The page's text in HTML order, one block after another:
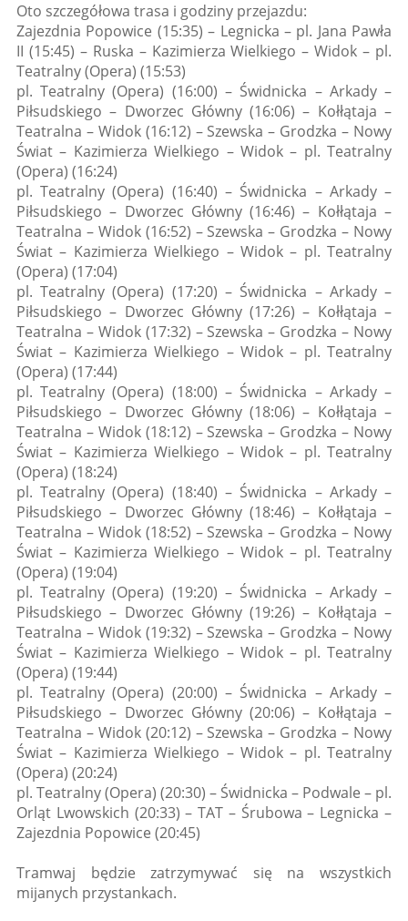
Oto szczegółowa trasa i godziny przejazdu:
Zajezdnia Popowice (15:35) – Legnicka – pl. Jana Pawła
II (15:45) – Ruska – Kazimierza Wielkiego – Widok – pl.
Teatralny (Opera) (15:53)
pl. Teatralny (Opera) (16:00) – Świdnicka – Arkady –
Piłsudskiego – Dworzec Główny (16:06) – Kołłątaja –
Teatralna – Widok (16:12) – Szewska – Grodzka – Nowy
Świat – Kazimierza Wielkiego – Widok – pl. Teatralny
(Opera) (16:24)
pl. Teatralny (Opera) (16:40) – Świdnicka – Arkady –
Piłsudskiego – Dworzec Główny (16:46) – Kołłątaja –
Teatralna – Widok (16:52) – Szewska – Grodzka – Nowy
Świat – Kazimierza Wielkiego – Widok – pl. Teatralny
(Opera) (17:04)
pl. Teatralny (Opera) (17:20) – Świdnicka – Arkady –
Piłsudskiego – Dworzec Główny (17:26) – Kołłątaja –
Teatralna – Widok (17:32) – Szewska – Grodzka – Nowy
Świat – Kazimierza Wielkiego – Widok – pl. Teatralny
(Opera) (17:44)
pl. Teatralny (Opera) (18:00) – Świdnicka – Arkady –
Piłsudskiego – Dworzec Główny (18:06) – Kołłątaja –
Teatralna – Widok (18:12) – Szewska – Grodzka – Nowy
Świat – Kazimierza Wielkiego – Widok – pl. Teatralny
(Opera) (18:24)
pl. Teatralny (Opera) (18:40) – Świdnicka – Arkady –
Piłsudskiego – Dworzec Główny (18:46) – Kołłątaja –
Teatralna – Widok (18:52) – Szewska – Grodzka – Nowy
Świat – Kazimierza Wielkiego – Widok – pl. Teatralny
(Opera) (19:04)
pl. Teatralny (Opera) (19:20) – Świdnicka – Arkady –
Piłsudskiego – Dworzec Główny (19:26) – Kołłątaja –
Teatralna – Widok (19:32) – Szewska – Grodzka – Nowy
Świat – Kazimierza Wielkiego – Widok – pl. Teatralny
(Opera) (19:44)
pl. Teatralny (Opera) (20:00) – Świdnicka – Arkady –
Piłsudskiego – Dworzec Główny (20:06) – Kołłątaja –
Teatralna – Widok (20:12) – Szewska – Grodzka – Nowy
Świat – Kazimierza Wielkiego – Widok – pl. Teatralny
(Opera) (20:24)
pl. Teatralny (Opera) (20:30) – Świdnicka – Podwale – pl.
Orląt Lwowskich (20:33) – TAT – Śrubowa – Legnicka –
Zajezdnia Popowice (20:45)
Tramwaj będzie zatrzymywać się na wszystkich
mijanych przystankach.